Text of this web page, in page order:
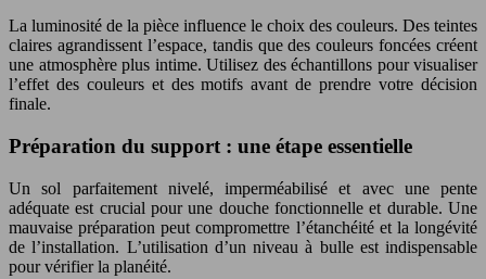
La luminosité de la pièce influence le choix des couleurs. Des teintes
claires agrandissent l’espace, tandis que des couleurs foncées créent
une atmosphère plus intime. Utilisez des échantillons pour visualiser
l’effet des couleurs et des motifs avant de prendre votre décision
finale.
Préparation du support : une étape essentielle
Un sol parfaitement nivelé, imperméabilisé et avec une pente
adéquate est crucial pour une douche fonctionnelle et durable. Une
mauvaise préparation peut compromettre l’étanchéité et la longévité
de l’installation. L’utilisation d’un niveau à bulle est indispensable
pour vérifier la planéité.